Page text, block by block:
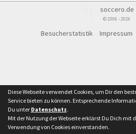
soccero.de
© 2006 - 2026
Besucherstatistik Impressum
Diese Webseite verwendet Cookies, um Dir den
Service bieten zu können. Entsprechende
Du unter Datenschutz.
Mit der Nutzung der Webseite erklärst Du Dich mit
Verwendung von Cookies einverstanden.